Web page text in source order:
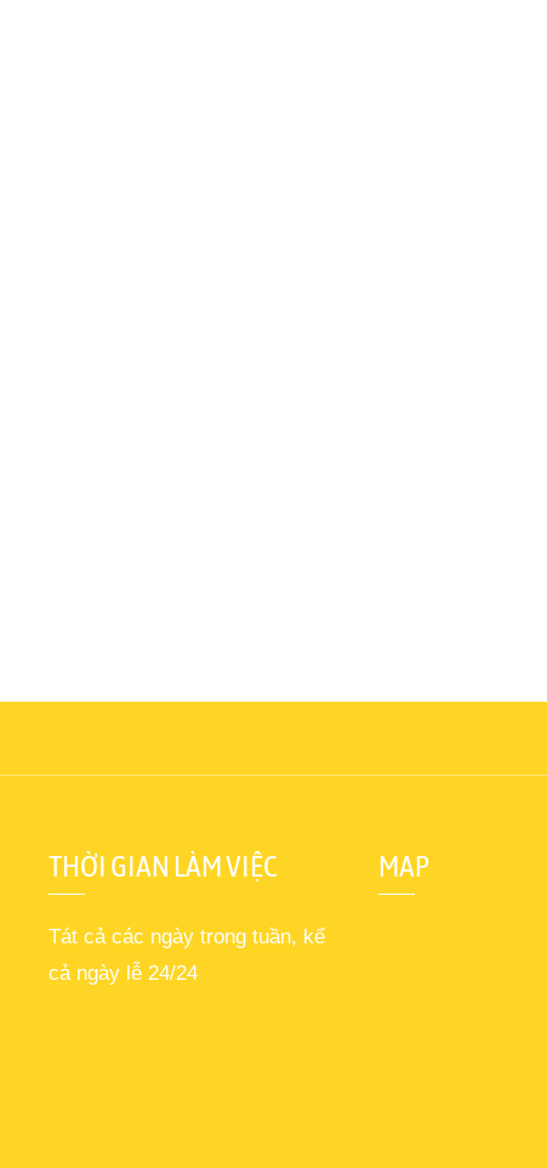
THỜI GIAN LÀM VIỆC
Tát cả các ngày trong tuần, kể
cả ngày lễ 24/24
MAP